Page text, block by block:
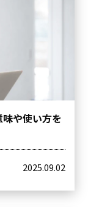
や使い方を
2025.09.02